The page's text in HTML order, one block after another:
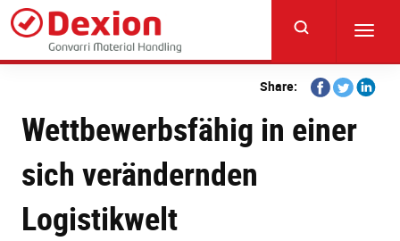
Skip
main
content
Share:
Share
on
Facebook
Share
on
Twitter
Share
Wettbewerbsfähig in einer
sich verändernden
Logistikwelt